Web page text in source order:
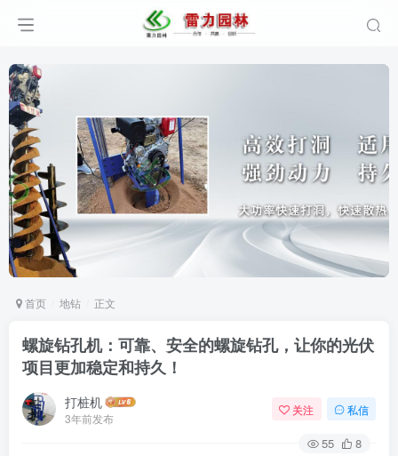
首页 地钻 正文
螺旋钻孔机：可靠、安全的螺旋钻孔，让你的光伏
项目更加稳定和持久！
打桩机
3年前发布
关注 私信
55 8